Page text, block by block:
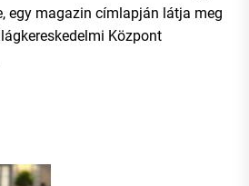
egy magazin címlapján látja meg
Központ